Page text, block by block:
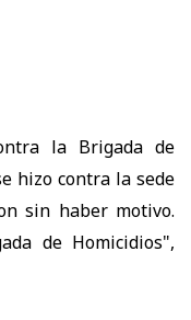
la Brigada de
hizo contra la sede
sin haber motivo.
de Homicidios",